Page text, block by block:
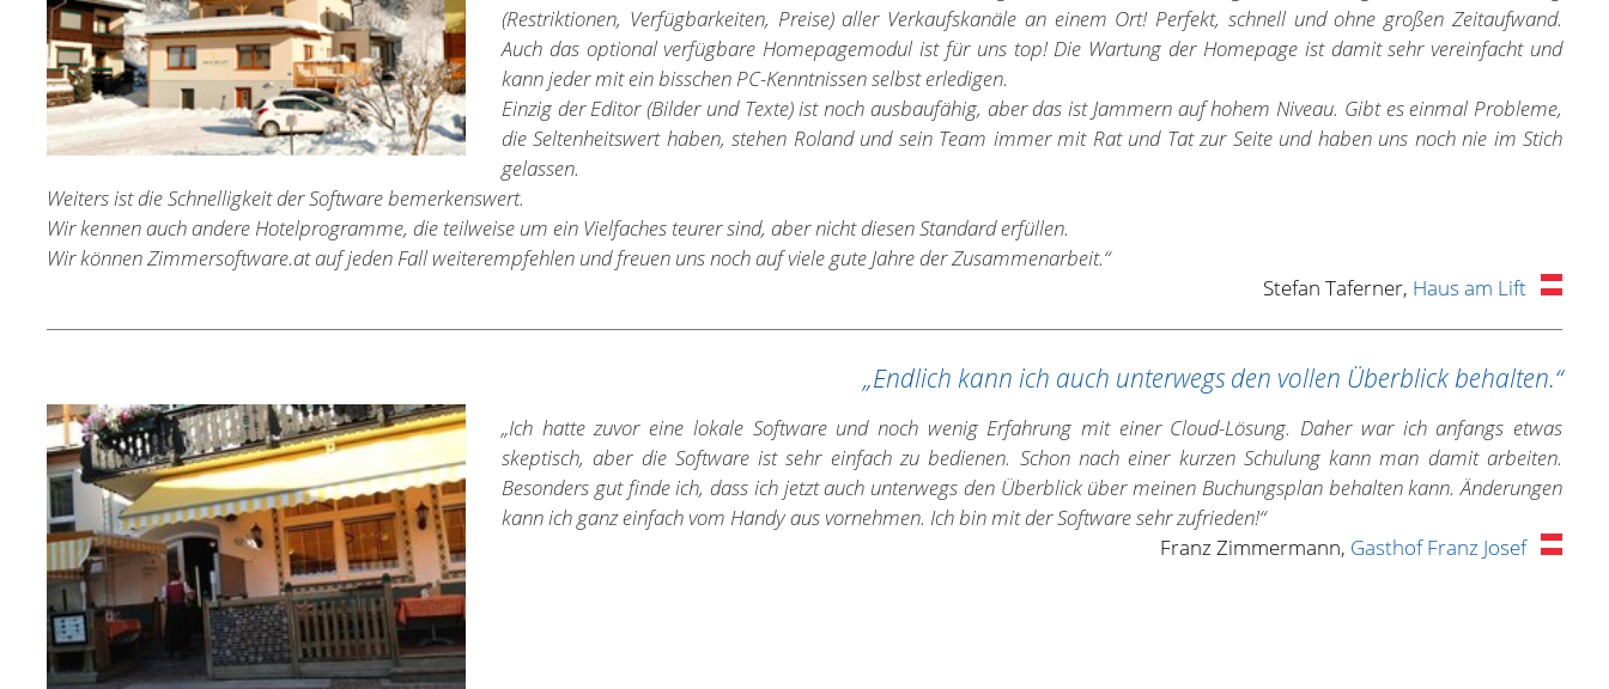
(Restriktionen, Verfügbarkeiten, Preise) aller Verkaufskanäle an einem Ort! Perfekt, schnell und ohne großen Zeitaufwand.
Auch das optional verfügbare Homepagemodul ist für uns top! Die Wartung der Homepage ist damit sehr vereinfacht und
kann jeder mit ein bisschen PC-Kenntnissen selbst erledigen.
Einzig der Editor (Bilder und Texte) ist noch ausbaufähig, aber das ist Jammern auf hohem Niveau. Gibt es einmal Probleme,
die Seltenheitswert haben, stehen Roland und sein Team immer mit Rat und Tat zur Seite und haben uns noch nie im Stich
gelassen.
Weiters ist die Schnelligkeit der Software bemerkenswert.
Wir kennen auch andere Hotelprogramme, die teilweise um ein Vielfaches teurer sind, aber nicht diesen Standard erfüllen.
Wir können Zimmersoftware.at auf jeden Fall weiterempfehlen und freuen uns noch auf viele gute Jahre der Zusammenarbeit.“
Stefan Taferner, Haus am Lift
„Endlich kann ich auch unterwegs den vollen Überblick behalten.“
„Ich hatte zuvor eine lokale Software und noch wenig Erfahrung mit einer Cloud-Lösung. Daher war ich anfangs etwas
skeptisch, aber die Software ist sehr einfach zu bedienen. Schon nach einer kurzen Schulung kann man damit arbeiten.
Besonders gut finde ich, dass ich jetzt auch unterwegs den Überblick über meinen Buchungsplan behalten kann. Änderungen
kann ich ganz einfach vom Handy aus vornehmen. Ich bin mit der Software sehr zufrieden!“
Franz Zimmermann, Gasthof Franz Josef